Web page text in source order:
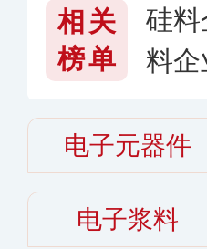
相关
榜单
硅
料
电子元器件
电子浆料